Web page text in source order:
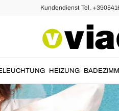
Kundendienst Tel.
HEIZUNG